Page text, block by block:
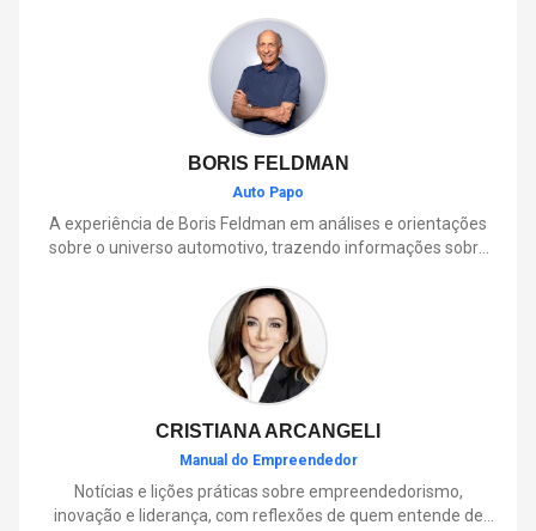
BORIS FELDMAN
Auto Papo
A experiência de Boris Feldman em análises e orientações
sobre o universo automotivo, trazendo informações sobre
que envolve o dia a dia dos motoristas.
CRISTIANA ARCANGELI
Manual do Empreendedor
Notícias e lições práticas sobre empreendedorismo,
inovação e liderança, com reflexões de quem entende de